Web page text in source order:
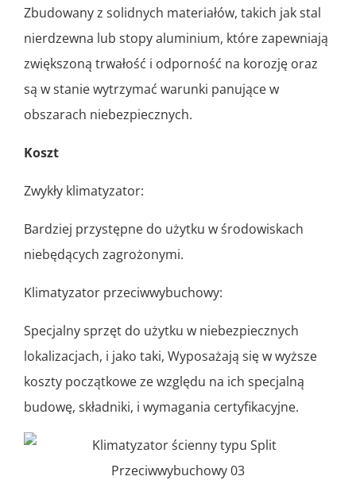
Zbudowany z solidnych materiałów, takich jak stal
nierdzewna lub stopy aluminium, które zapewniają
zwiększoną trwałość i odporność na korozję oraz
są w stanie wytrzymać warunki panujące w
obszarach niebezpiecznych.
Koszt
Zwykły klimatyzator:
Bardziej przystępne do użytku w środowiskach
niebędących zagrożonymi.
Klimatyzator przeciwwybuchowy:
Specjalny sprzęt do użytku w niebezpiecznych
lokalizacjach, i jako taki, Wyposażają się w wyższe
koszty początkowe ze względu na ich specjalną
budowę, składniki, i wymagania certyfikacyjne.